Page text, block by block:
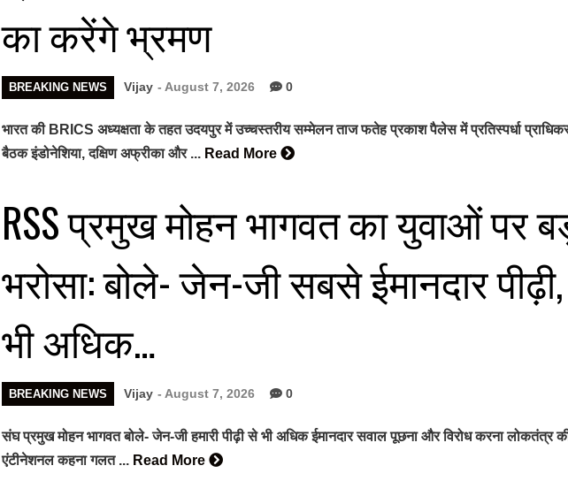
का करेंगे भ्रमण
BREAKING NEWS Vijay - August 7, 2026 0
भारत की BRICS अध्यक्षता के तहत उदयपुर में उच्चस्तरीय सम्मेलन ताज फतेह प्रकाश पैलेस में प्रतिस्पर्धा
बैठक इंडोनेशिया, दक्षिण अफ्रीका और ... Read More
RSS प्रमुख मोहन भागवत का युवाओं पर
भरोसा: बोले- जेन-जी सबसे ईमानदार
भी अधिक…
BREAKING NEWS Vijay - August 7, 2026 0
संघ प्रमुख मोहन भागवत बोले- जेन-जी हमारी पीढ़ी से भी अधिक ईमानदार सवाल पूछना और विरोध करना लोकतंत्र
एंटीनेशनल कहना गलत ... Read More